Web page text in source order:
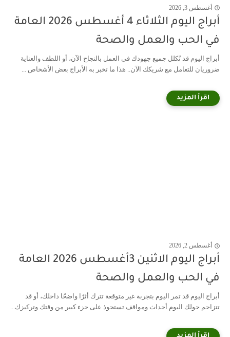
أغسطس 3, 2026
أبراج اليوم الثلاثاء 4 أغسطس 2026 العامة
في الحب والعمل والصحة
أبراج اليوم قد تُكلل جميع جهودك في العمل بالنجاح الآن، أو اللطف والعناية
ضروريان للتعامل مع شريكك الآن.. هذا ما تخبر به الأبراج بعض الأشخاص ...
أغسطس 2, 2026
أبراج اليوم الاثنين 3أغسطس 2026 العامة
في الحب والعمل والصحة
أبراج اليوم قد تمر اليوم بتجربة غير متوقعة تترك أثرًا واضحًا داخلك، أو قد
تتزاحم حولك اليوم أحداث ومواقف تستحوذ على جزء كبير من وقتك وتركيزك...